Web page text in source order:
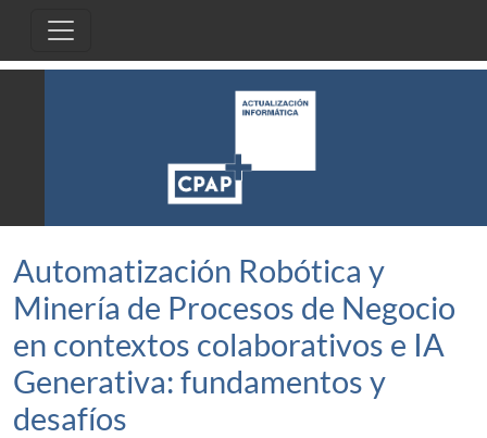
Automatización Robótica y
Minería de Procesos de Negocio
en contextos colaborativos e IA
Generativa: fundamentos y
desafíos